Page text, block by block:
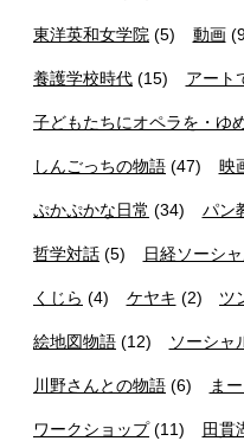
東洋英和女学院 (5) 動画
養護学校時代 (15) アート
子どもたちにオペラを・ゆ
しんごっちの物語 (47) 映
ぷかぷかな日常 (34) パン
哲学対話 (5) 日経ソーシ
くじら (4) ケヤキ (2) ツ
絵地図物語 (12) ソーシャ
川野さんとの物語 (6) ま
ワークショップ(11) 田貫